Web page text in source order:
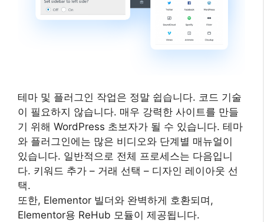
테마 및 플러그인 작업은 정말 쉽습니다. 코드 기술
이 필요하지 않습니다. 매우 강력한 사이트를 만들
기 위해 WordPress 초보자가 될 수 있습니다. 테마
와 플러그인에는 많은 비디오와 단계별 매뉴얼이
있습니다. 일반적으로 전체 프로세스는 다음입니
다. 키워드 추가 – 거래 선택 – 디자인 레이아웃 선
택.
또한, Elementor 빌더와 완벽하게 호환되며,
Elementor용 ReHub 모듈이 제공됩니다.